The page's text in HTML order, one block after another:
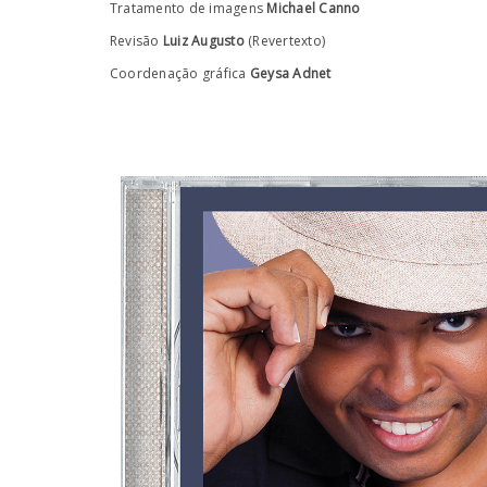
Tratamento de imagens Michael Canno
Revisão Luiz Augusto(Revertexto)
Coordenação gráfica Geysa Adnet